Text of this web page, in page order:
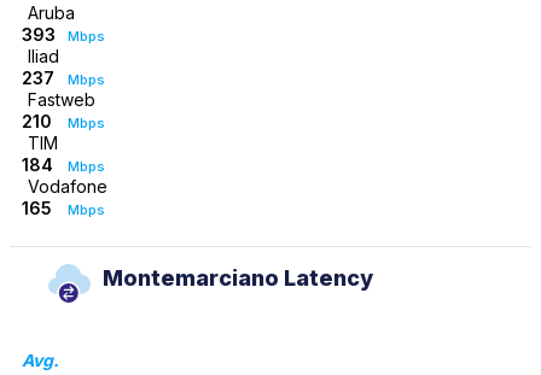
Aruba
393
Mbps
Iliad
237
Mbps
Fastweb
210
Mbps
TIM
184
Mbps
Vodafone
165
Mbps
Montemarciano Latency
Avg.